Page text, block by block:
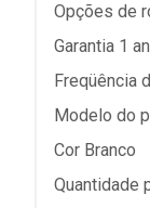
Opções de
Garantia 1
Freqüência
Modelo do
Cor Branco
Quantidade